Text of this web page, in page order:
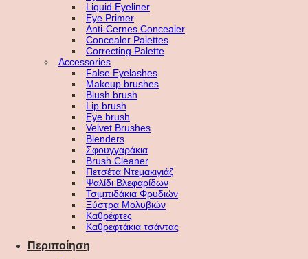
Liquid Eyeliner
Eye Primer
Anti-Cernes Concealer
Concealer Palettes
Correcting Palette
Accessories
False Eyelashes
Makeup brushes
Blush brush
Lip brush
Eye brush
Velvet Brushes
Blenders
Σφουγγαράκια
Brush Cleaner
Πετσέτα Ντεμακιγιάζ
Ψαλίδι Βλεφαρίδων
Τσιμπιδάκια Φρυδιών
Ξύστρα Μολυβιών
Καθρέφτες
Καθρεφτάκια τσάντας
Περιποίηση